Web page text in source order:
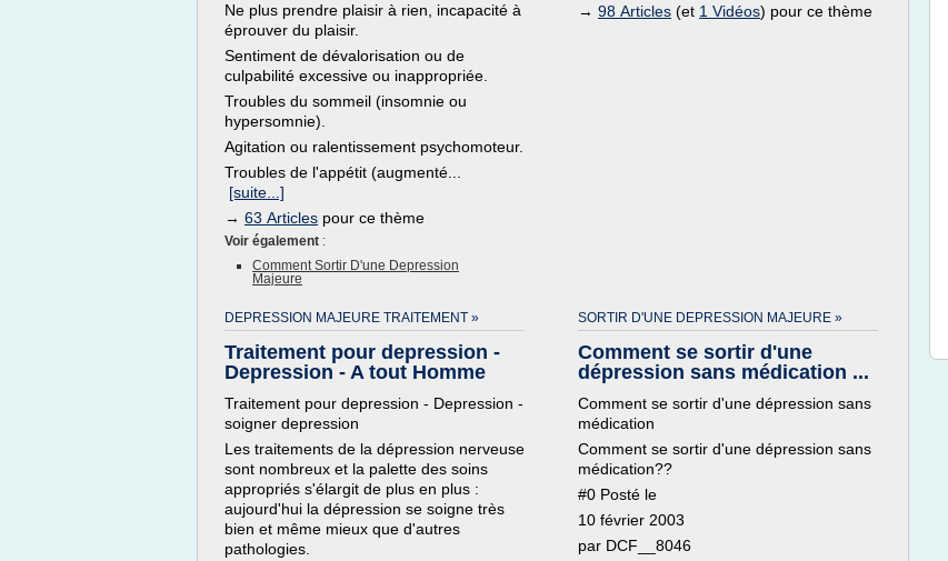
Ne plus prendre plaisir à rien, incapacité à
éprouver du plaisir.
Sentiment de dévalorisation ou de
culpabilité excessive ou inappropriée.
Troubles du sommeil (insomnie ou
hypersomnie).
Agitation ou ralentissement psychomoteur.
Troubles de l'appétit (augmenté...
[suite...]
→ 63 Articles pour ce thème
Voir également :
Comment Sortir D'une Depression
Majeure
→ 98 Articles (et 1 Vidéos) pour ce thème
DEPRESSION MAJEURE TRAITEMENT »
Traitement pour depression -
Depression - A tout Homme
Traitement pour depression - Depression -
soigner depression
Les traitements de la dépression nerveuse
sont nombreux et la palette des soins
appropriés s'élargit de plus en plus :
aujourd'hui la dépression se soigne très
bien et même mieux que d'autres
pathologies.
SORTIR D'UNE DEPRESSION MAJEURE »
Comment se sortir d'une
dépression sans médication ...
Comment se sortir d'une dépression sans
médication
Comment se sortir d'une dépression sans
médication??
#0 Posté le
10 février 2003
par DCF__8046